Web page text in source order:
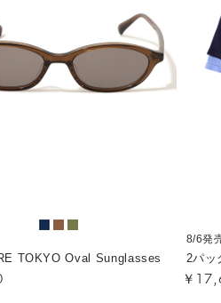
TOKYO Oval Sunglasses
8/6発
2パッ
￥